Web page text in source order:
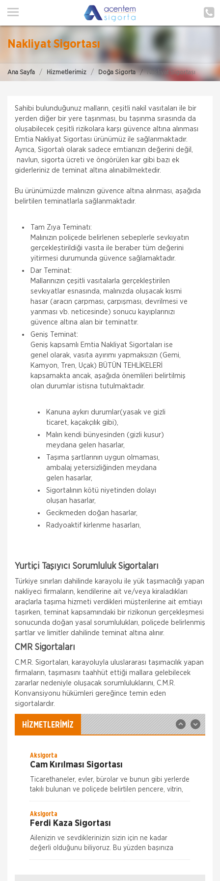
ANA SAYFA
POLIÇE HATIRLAT
ŞUBELERIMIZ
ŞUBE BAŞVURUSU
MÜŞTERI GIRIŞI
Nakliyat Sigortası
Ana Sayfa Hizmetlerimiz Doğa Sigorta Nakliyat Sigortası
Sahibi bulunduğunuz malların, çeşitli nakil vasıtaları ile bir
yerden diğer bir yere taşınması, bu taşınma sırasında da
oluşabilecek çeşitli rizikolara karşı güvence altına alınması
Emtia Nakliyat Sigortası ürünümüz ile sağlanmaktadır.
Ayrıca, Sigortalı olarak sadece emtianızın değerini değil,
navlun, sigorta ücreti ve öngörülen kar gibi bazı ek
giderleriniz de teminat altına alınabilmektedir.
Bu ürünümüzde malınızın güvence altına alınması, aşağıda
belirtilen teminatlarla sağlanmaktadır.
Tam Zıya Teminatı:
Malınızın poliçede belirlenen sebeplerle sevkıyatın
gerçekleştirildiği vasıta ile beraber tüm değerini
yitirmesi durumunda güvence sağlamaktadır.
Dar Teminat:
Mallarınızın çeşitli vasıtalarla gerçekleştirilen
sevkıyatlar esnasında, malınızda oluşacak kısmi
hasar (aracın çarpması, çarpışması, devrilmesi ve
yanması vb. neticesinde) sonucu kayıplarınızı
güvence altına alan bir teminattır.
Geniş Teminat:
Geniş kapsamlı Emtia Nakliyat Sigortaları ise
genel olarak, vasıta ayırımı yapmaksızın (Gemi,
Kamyon, Tren, Uçak) BÜTÜN TEHLİKELERİ
kapsamakta ancak, aşağıda önemlileri belirtilmiş
olan durumlar istisna tutulmaktadır.
Kanuna aykırı durumlar(yasak ve gizli
ticaret, kaçakçılık gibi),
Malın kendi bünyesinden (gizli kusur)
meydana gelen hasarlar,
Taşıma şartlarının uygun olmaması,
ambalaj yetersizliğinden meydana
gelen hasarlar,
Sigortalının kötü niyetinden dolayı
oluşan hasarlar,
Gecikmeden doğan hasarlar,
Radyoaktif kirlenme hasarları,
Yurtiçi Taşıyıcı Sorumluluk Sigortaları
Türkiye sınırları dahilinde karayolu ile yük taşımacılığı yapan
nakliyeci firmaların, kendilerine ait ve/veya kiraladıkları
araçlarla taşıma hizmeti verdikleri müşterilerine ait emtiayı
taşırken, teminat kapsamındaki bir rizikonun gerçekleşmesi
sonucunda doğan yasal sorumlulukları, poliçede belirlenmiş
şartlar ve limitler dahilinde teminat altına alınır.
CMR Sigortaları
C.M.R. Sigortaları, karayoluyla uluslararası taşımacılık yapan
firmaların, taşımasını taahhüt ettiği mallara gelebilecek
zararlar nedeniyle oluşacak sorumluluklarını, C.M.R.
Konvansiyonu hükümleri gereğince temin eden
sigortalardır.
HİZMETLERİMİZ
Zorunlu Deprem Sigortası
Zorunlu bir sigorta olan DASK ile binalardaki,
deprem ve deprem nedeni ile oluşabilecek maddi
zararlar güvence altına alınır. Zorunlu Deprem
Sigortası ile; Depremin Deprem sonucu
Allianz Sigorta
İş Yeri Sigortası
Allianz ile işyerinizde güven içinde çalışın!
Aksigorta
Cam Kırılması Sigortası
Ticarethaneler, evler, bürolar ve bunun gibi yerlerde
takılı bulunan ve poliçede belirtilen pencere, vitrin,
kapı, tezgah, raf camları ve aynaların kırılmaları
Aksigorta
Ferdi Kaza Sigortası
Ailenizin ve sevdiklerinizin sizin için ne kadar
değerli olduğunu biliyoruz. Bu yüzden başınıza
gelebilecek aksiliklere karşı sizi ve onları Aksigorta